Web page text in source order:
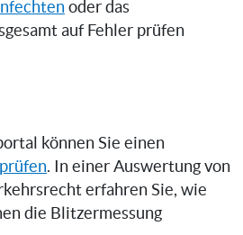
oder das
auf Fehler prüfen
können Sie einen
. In einer Auswertung von
erfahren Sie, wie
die Blitzermessung